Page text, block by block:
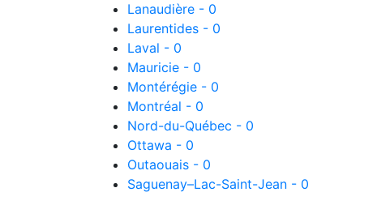
Lanaudière - 0
Laurentides - 0
Laval - 0
Mauricie - 0
Montérégie - 0
Montréal - 0
Nord-du-Québec - 0
Ottawa - 0
Outaouais - 0
Saguenay–Lac-Saint-Jean - 0